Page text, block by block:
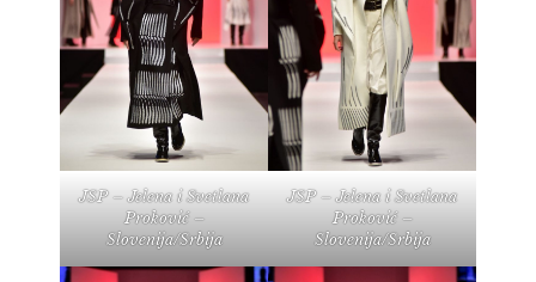
JSP – Jelena i Svetlana
Proković –
Slovenija/Srbija
JSP – Jelena i Svetlana
Proković –
Slovenija/Srbija